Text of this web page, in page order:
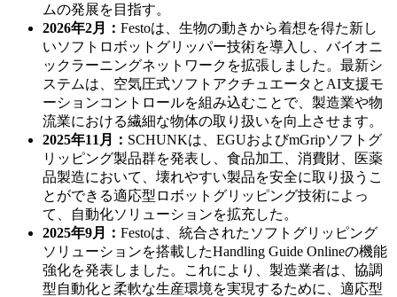
ムの発展を目指す。
2026年2月： Festoは、生物の動きから着想を得た新し
いソフトロボットグリッパー技術を導入し、バイオニ
ックラーニングネットワークを拡張しました。最新シ
ステムは、空気圧式ソフトアクチュエータとAI支援モ
ーションコントロールを組み込むことで、製造業や物
流業における繊細な物体の取り扱いを向上させます。
2025年11月： SCHUNKは、EGUおよびmGripソフトグ
リッピング製品群を発表し、食品加工、消費財、医薬
品製造において、壊れやすい製品を安全に取り扱うこ
とができる適応型ロボットグリッピング技術によっ
て、自動化ソリューションを拡充した。
2025年9月： Festoは、統合されたソフトグリッピング
ソリューションを搭載したHandling Guide Onlineの機能
強化を発表しました。これにより、製造業者は、協調
型自動化と柔軟な生産環境を実現するために、適応型